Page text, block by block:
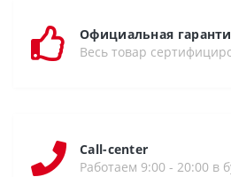
Официальная
Весь товар
Call-center
Работаем 9:00 - 20:00 в